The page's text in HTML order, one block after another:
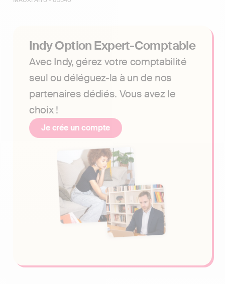
Indy Option Expert-Comptable
Avec Indy, gérez votre comptabilité
seul ou déléguez-la à un de nos
partenaires dédiés. Vous avez le
choix !
Je crée un compte